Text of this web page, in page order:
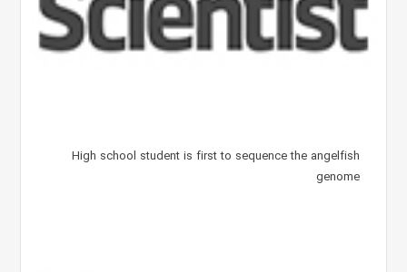
High school student is first to sequence the angelfish
genome